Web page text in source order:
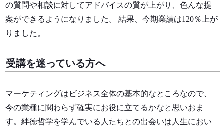
の質問や相談に対してアドバイスの質が上がり、色んな提
案ができるようになりました。 結果、今期業績は120％上が
りました。
受講を迷っている方へ
マーケティングはビジネス全体の基本的なところなので、
今の業種に関わらず確実にお役に立てるかなと思いおま
す。絆徳哲学を学んでいる人たちとの出会いは人生におい